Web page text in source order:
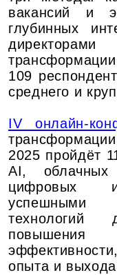
вакансий и
глубинных
109
среднего и
IV онлайн-
2025 пройдёт
AI,
цифровых
успешными
опыта и